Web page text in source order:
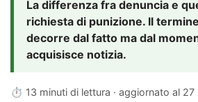
La differenza fra denuncia e
richiesta di punizione. Il
decorre dal fatto ma dal
acquisisce notizia.
⏱ 13 minuti di lettura · aggiornato al 27